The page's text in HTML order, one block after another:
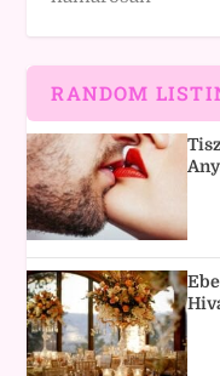
RANDOM